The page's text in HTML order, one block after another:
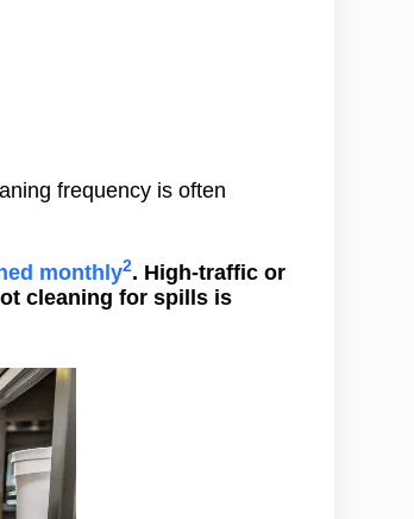
frequency is often
monthly2. High-traffic or
cleaning for spills is